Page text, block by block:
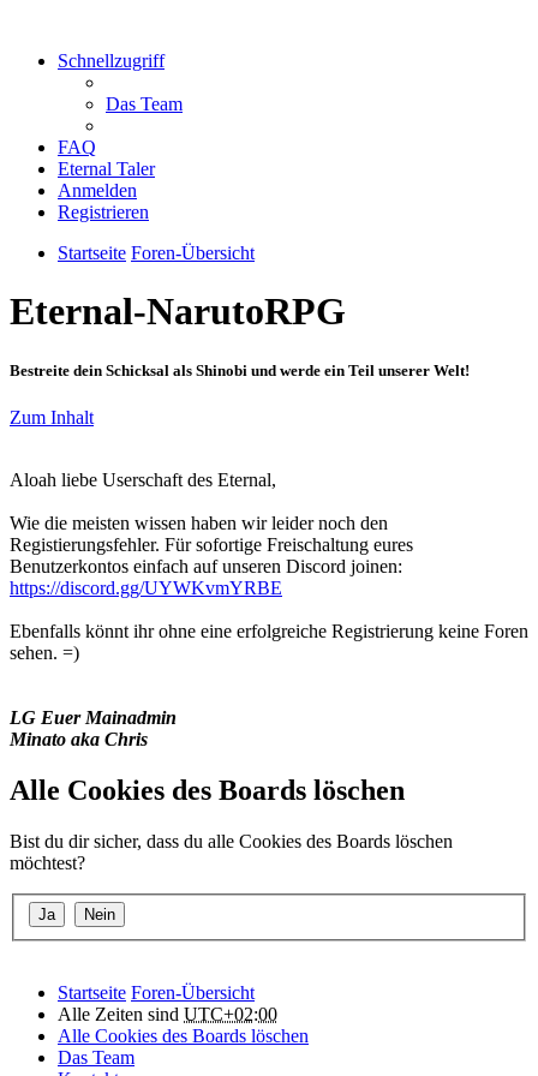
Schnellzugriff
Das Team
FAQ
Eternal Taler
Anmelden
Registrieren
Startseite Foren-Übersicht
Eternal-NarutoRPG
Bestreite dein Schicksal als Shinobi und werde ein Teil unserer Welt!
Zum Inhalt
Aloah liebe Userschaft des Eternal,
Wie die meisten wissen haben wir leider noch den
Registierungsfehler. Für sofortige Freischaltung eures
Benutzerkontos einfach auf unseren Discord joinen:
https://discord.gg/UYWKvmYRBE
Ebenfalls könnt ihr ohne eine erfolgreiche Registrierung keine Foren
sehen. =)
LG Euer Mainadmin
Minato aka Chris
Alle Cookies des Boards löschen
Bist du dir sicher, dass du alle Cookies des Boards löschen
möchtest?
Startseite Foren-Übersicht
Alle Zeiten sind UTC+02:00
Alle Cookies des Boards löschen
Das Team